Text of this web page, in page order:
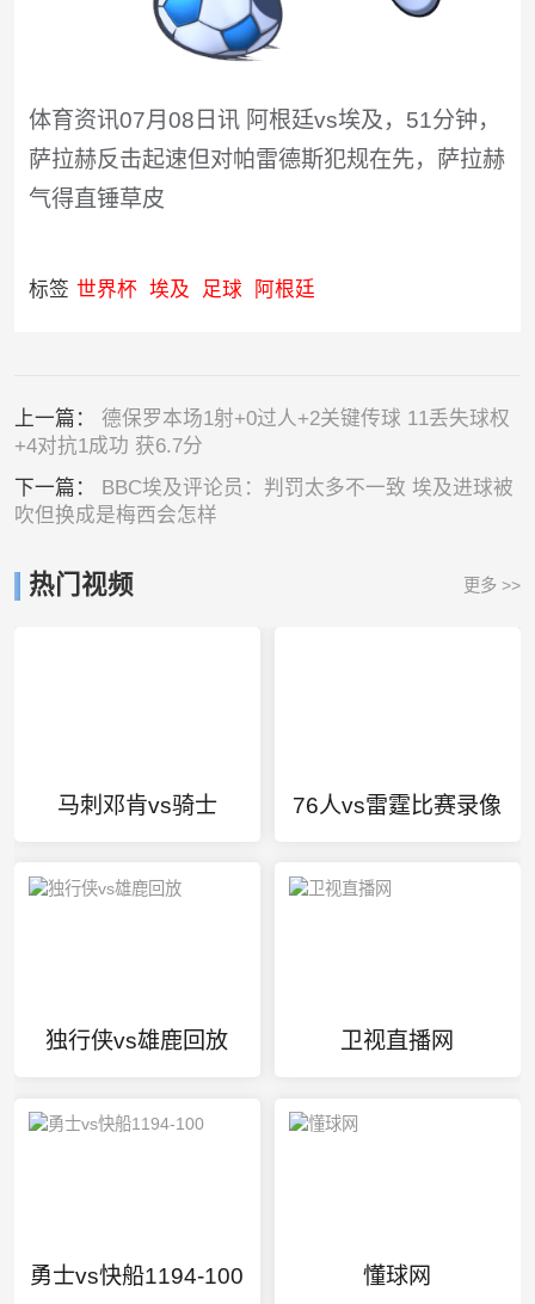
体育资讯07月08日讯 阿根廷vs埃及，51分钟，
萨拉赫反击起速但对帕雷德斯犯规在先，萨拉赫
气得直锤草皮
标签 世界杯 埃及 足球 阿根廷
上一篇： 德保罗本场1射+0过人+2关键传球 11丢失球权
+4对抗1成功 获6.7分
下一篇： BBC埃及评论员：判罚太多不一致 埃及进球被
吹但换成是梅西会怎样
热门视频 更多 >>
马刺邓肯vs骑士 76人vs雷霆比赛录像
独行侠vs雄鹿回放 卫视直播网
勇士vs快船1194-100 懂球网